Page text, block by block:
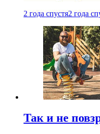
2 года спустя2 года
Так и не